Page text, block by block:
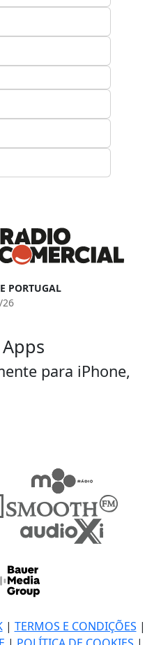
PORTUGAL
26
para iPhone,
| TERMOS E CONDIÇÕES |